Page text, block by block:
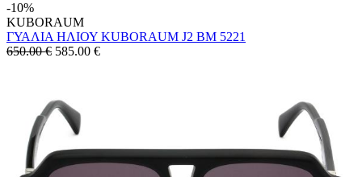
-10%
KUBORAUM
ΓΥΑΛΙΑ ΗΛΙΟΥ KUBORAUM J2 BM 5221
650.00 € 585.00 €